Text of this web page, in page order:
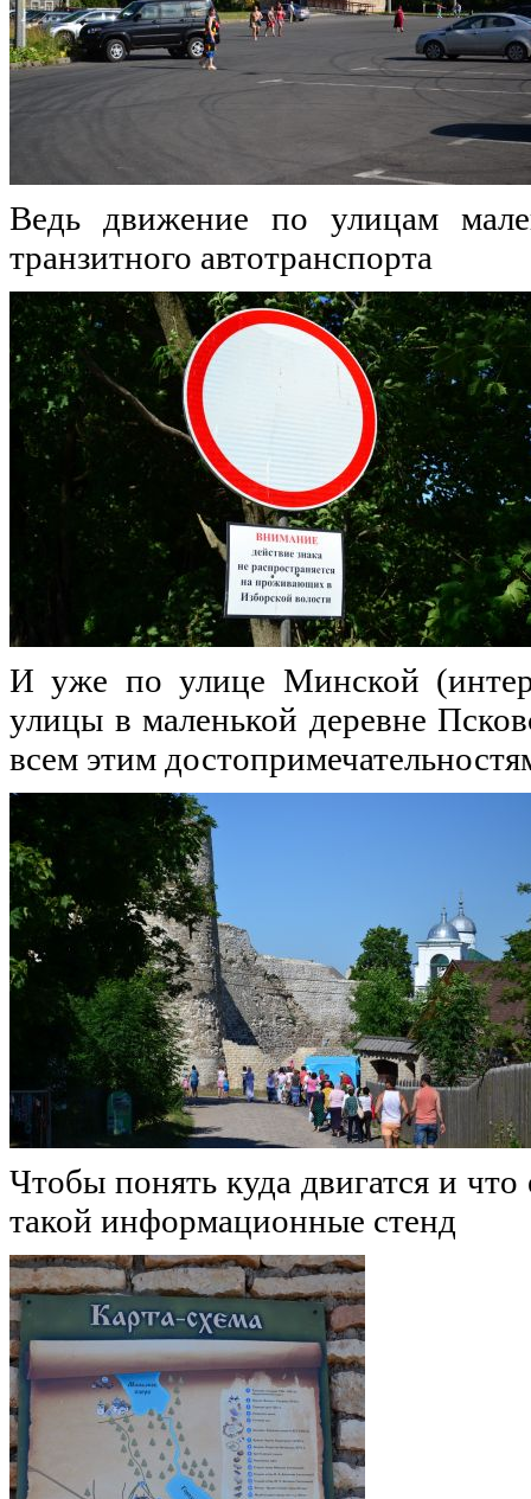
Ведь движение по улицам
транзитного автотранспорта
И уже по улице Минской
улицы в маленькой деревне
всем этим
Чтобы понять куда двигатся и
такой информационные стенд